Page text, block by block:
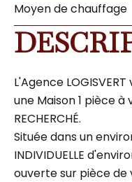
Moyen de chauffage
L'Agence
une Maison 1 pièce à
RECHERCHÉ.
Située dans un
INDIVIDUELLE
ouverte sur pièce de